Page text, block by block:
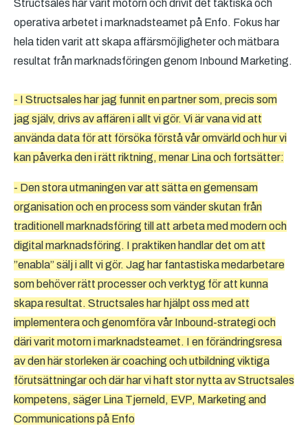
Structsales har varit motorn och drivit det taktiska och
operativa arbetet i marknadsteamet på Enfo. Fokus har
hela tiden varit att skapa affärsmöjligheter och mätbara
resultat från marknadsföringen genom Inbound Marketing.
- I Structsales har jag funnit en partner som, precis som
jag själv, drivs av affären i allt vi gör. Vi är vana vid att
använda data för att försöka förstå vår omvärld och hur vi
kan påverka den i rätt riktning, menar Lina och fortsätter:
- Den stora utmaningen var att sätta en gemensam
organisation och en process som vänder skutan från
traditionell marknadsföring till att arbeta med modern och
digital marknadsföring. I praktiken handlar det om att
”enabla” sälj i allt vi gör. Jag har fantastiska medarbetare
som behöver rätt processer och verktyg för att kunna
skapa resultat. Structsales har hjälpt oss med att
implementera och genomföra vår Inbound-strategi och
däri varit motorn i marknadsteamet. I en förändringsresa
av den här storleken är coaching och utbildning viktiga
förutsättningar och där har vi haft stor nytta av Structsales
kompetens, säger Lina Tjerneld, EVP, Marketing and
Communications på Enfo